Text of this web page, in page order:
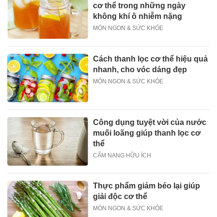
cơ thể trong những ngày
không khí ô nhiễm nặng
MÓN NGON & SỨC KHỎE
Cách thanh lọc cơ thể hiệu quả
nhanh, cho vóc dáng đẹp
MÓN NGON & SỨC KHỎE
Công dụng tuyệt vời của nước
muối loãng giúp thanh lọc cơ
thể
CẨM NANG HỮU ÍCH
Thực phẩm giảm béo lại giúp
giải độc cơ thể
MÓN NGON & SỨC KHỎE